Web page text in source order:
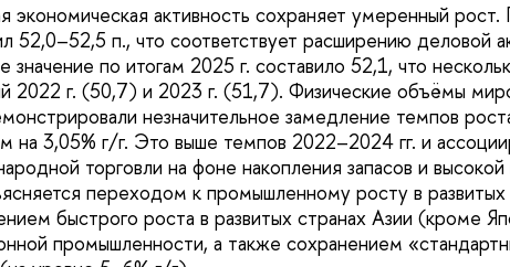
экономическая активность сохраняет умеренный
52,0–52,5 п., что соответствует расширению деловой
значение по итогам 2025 г. составило 52,1, что
2022 г. (50,7) и 2023 г. (51,7). Физические объёмы
незначительное замедление темпов
на 3,05% г/г. Это выше темпов 2022–2024 гг. и
торговли на фоне накопления запасов и
переходом к промышленному росту в
быстрого роста в развитых странах Азии (кроме
промышленности, а также сохранением